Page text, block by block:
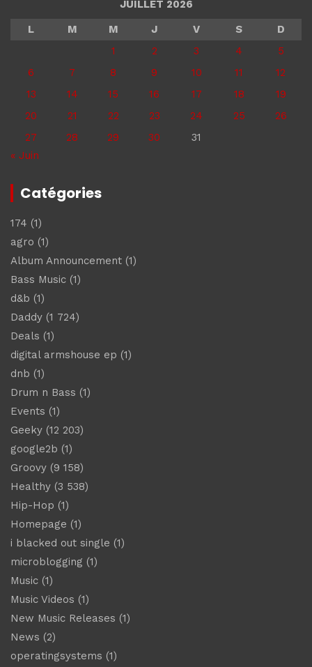
JUILLET 2026
L
M M J V S
D
1
2 3 4
5
6
7 8 9 10 11
12
13
14 15 16 17 18
19
20
21 22 23 24 25
26
27
28 29 30
31
« Juin
Catégories
174 (1)
agro (1)
Album Announcement (1)
Bass Music (1)
d&b (1)
Daddy (1 724)
Deals (1)
digital armshouse ep (1)
dnb (1)
Drum n Bass (1)
Events (1)
Geeky (12 203)
google2b (1)
Groovy (9 158)
Healthy (3 538)
Hip-Hop (1)
Homepage (1)
i blacked out single (1)
microblogging (1)
Music (1)
Music Videos (1)
New Music Releases (1)
News (2)
operatingsystems (1)